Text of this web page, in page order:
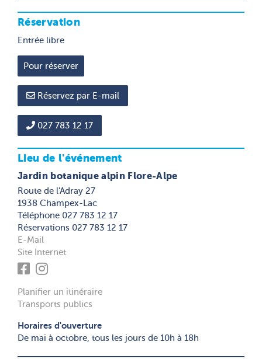
Réservation
Entrée libre
Réservez par E-mail
027 783 12 17
Lieu de l'événement
Jardin botanique alpin Flore-Alpe
Route de l'Adray 27
1938 Champex-Lac
Téléphone 027 783 12 17
Réservations 027 783 12 17
E-Mail
Site Internet
Planifier un itinéraire
Transports publics
Horaires d'ouverture
De mai à octobre, tous les jours de 10h à 18h